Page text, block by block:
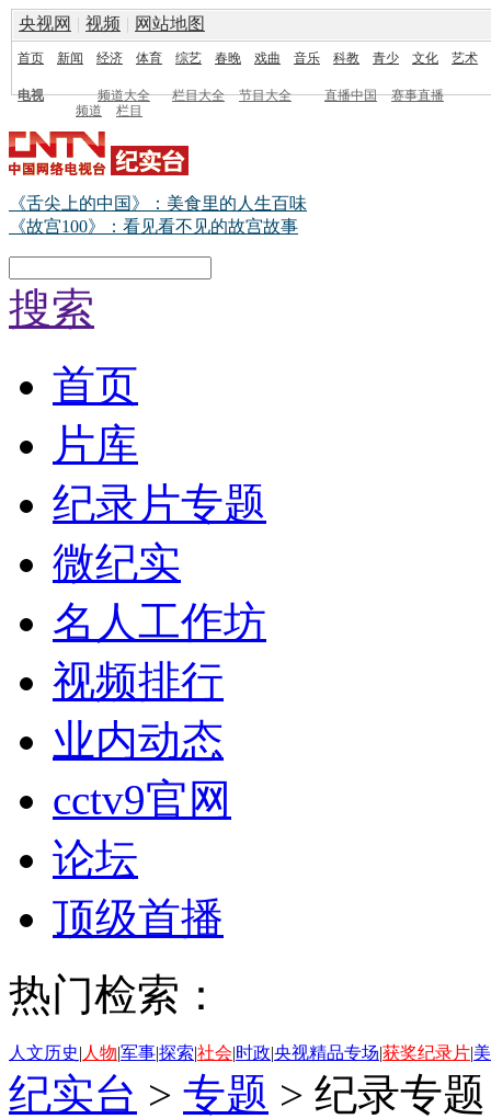
央视网 | 视频 | 网站地图
首页 新闻 经济 体育 综艺 春晚 戏曲 音乐 科教 青少 文化 艺术
电视 频道大全 栏目大全 节目大全 直播中国
赛事直播
频道
栏目
《舌尖上的中国》：美食里的人生百味
《故宫100》：看见看不见的故宫故事
搜索
首页
片库
纪录片专题
微纪实
名人工作坊
视频排行
业内动态
cctv9官网
论坛
顶级首播
热门检索：
人文历史| 人物|军事|探索|社会|时政|央视精品专场|获奖纪录片|
纪实台 > 专题 > 纪录专